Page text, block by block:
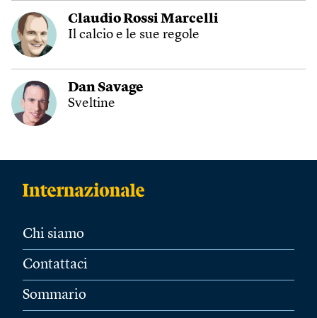
Claudio Rossi Marcelli
Il calcio e le sue regole
Dan Savage
Sveltine
Chi siamo
Contattaci
Sommario